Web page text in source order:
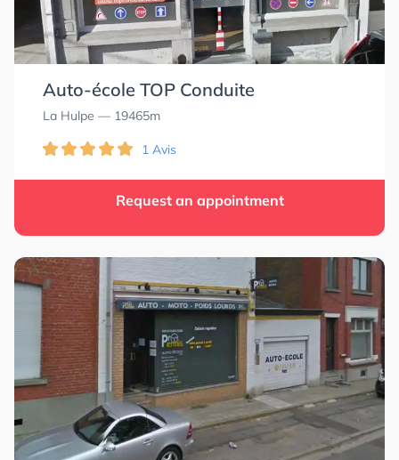
Auto-école TOP Conduite
La Hulpe — 19465m
1 Avis
Request an appointment